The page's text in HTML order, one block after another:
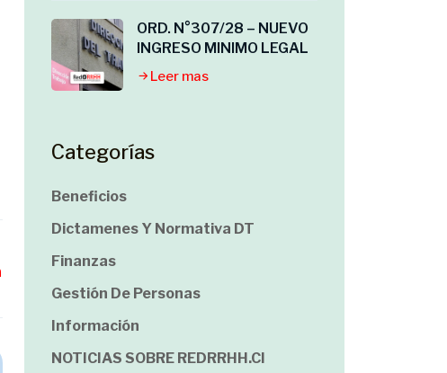
ORD. N°307/28 – NUEVO
INGRESO MINIMO LEGAL
Leer mas
Categorías
Beneficios
Dictamenes Y Normativa DT
Finanzas
Gestión De Personas
Información
NOTICIAS SOBRE REDRRHH.cl